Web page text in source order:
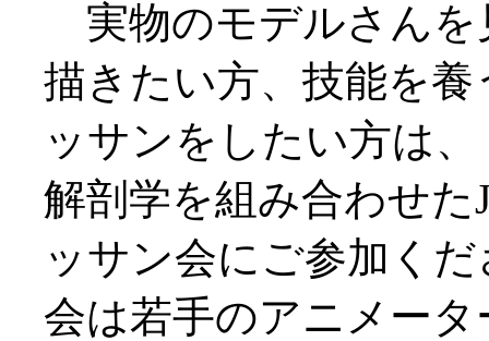
実物のモデルさんを
描きたい方、技能を
ッサンをしたい方は
解剖学を組み合わせた
ッサン会にご参加く
会は若手のアニメー